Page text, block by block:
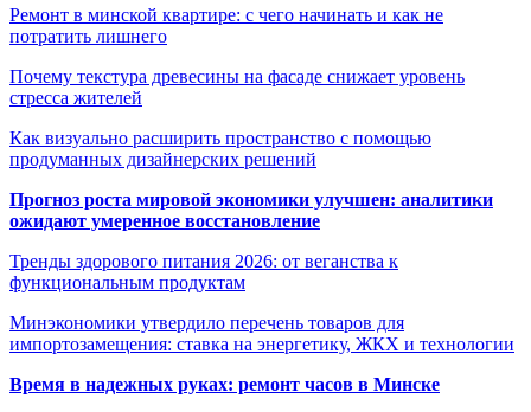
Ремонт в минской квартире: с чего начинать и как не
потратить лишнего
Почему текстура древесины на фасаде снижает уровень
стресса жителей
Как визуально расширить пространство с помощью
продуманных дизайнерских решений
Прогноз роста мировой экономики улучшен: аналитики
ожидают умеренное восстановление
Тренды здорового питания 2026: от веганства к
функциональным продуктам
Минэкономики утвердило перечень товаров для
импортозамещения: ставка на энергетику, ЖКХ и технологии
Время в надежных руках: ремонт часов в Минске